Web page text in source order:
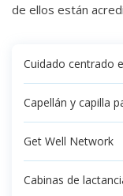
de ellos están
Cuidado centrado
Capellán y capilla
Get Well Network
Cabinas de